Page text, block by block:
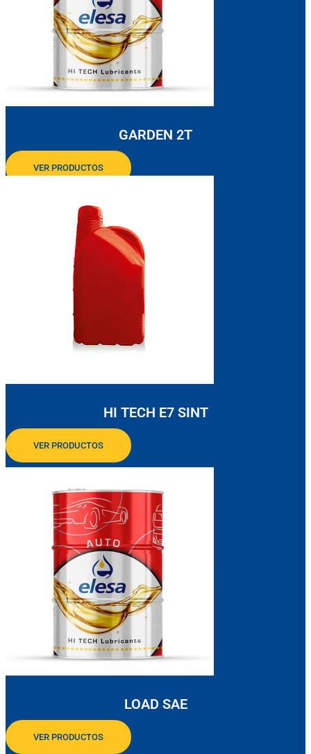
GARDEN 2T
VER PRODUCTOS
HI TECH E7 SINT
VER PRODUCTOS
LOAD SAE
VER PRODUCTOS